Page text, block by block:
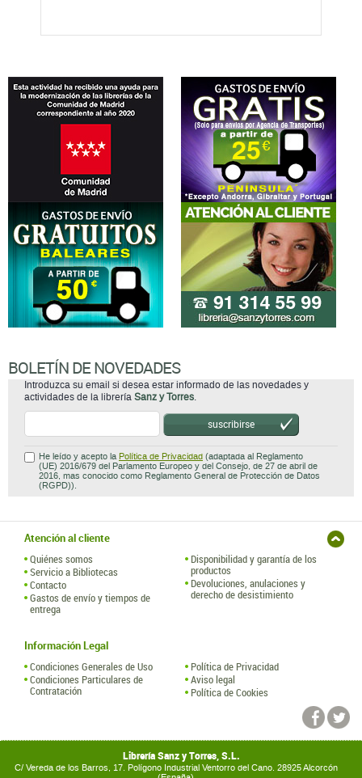
BOLETÍN DE NOVEDADES
Introduzca su email si desea estar informado de las novedades y
actividades de la librería Sanz y Torres
suscribirse
He leído y acepto la Política de Privacidad (adaptada al Reglamento
(UE) 2016/679 del Parlamento Europeo y del Consejo, de 27 de abril de
2016, mas conocido como Reglamento General de Protección de Datos
(RGPD)).
Atención al cliente
Quiénes somos
Servicio a Bibliotecas
Contacto
Gastos de envío y tiempos de
entrega
Disponibilidad y garantía de los
productos
Devoluciones, anulaciones y
derecho de desistimiento
Información Legal
Condiciones Generales de Uso
Condiciones Particulares de
Contratación
Política de Privacidad
Aviso legal
Política de Cookies
Librería Sanz y Torres, S.L.
C/ Vereda de los Barros, 17. Polígono Industrial Ventorro del Cano. 28925 Alcorcón